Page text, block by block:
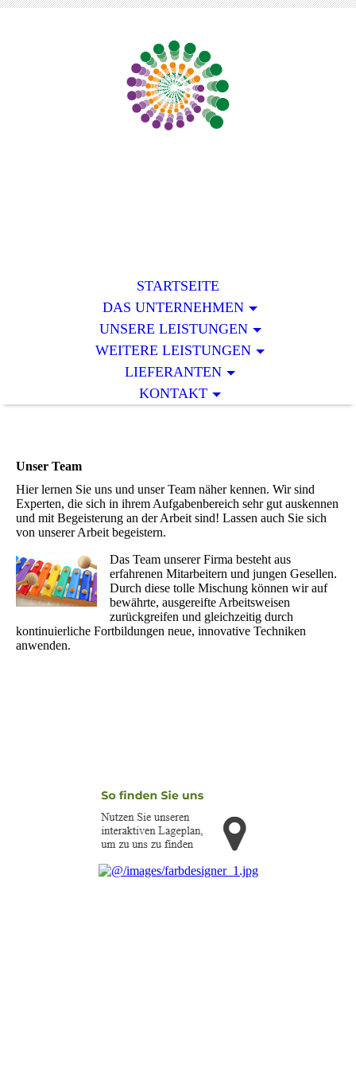
STARTSEITE
DAS UNTERNEHMEN
UNSERE LEISTUNGEN
WEITERE LEISTUNGEN
LIEFERANTEN
KONTAKT
Unser Team
Hier lernen Sie uns und unser Team näher kennen. Wir sind
Experten, die sich in ihrem Aufgabenbereich sehr gut auskennen
und mit Begeisterung an der Arbeit sind! Lassen auch Sie sich
von unserer Arbeit begeistern.
Das Team unserer Firma besteht aus
erfahrenen Mitarbeitern und jungen Gesellen.
Durch diese tolle Mischung können wir auf
bewährte, ausgereifte Arbeitsweisen
zurückgreifen und gleichzeitig durch
kontinuierliche Fortbildungen neue, innovative Techniken
anwenden.